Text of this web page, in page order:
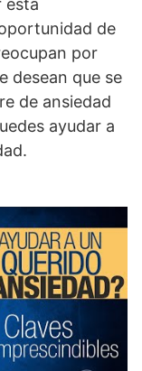
esta
de
por
desean que se
de ansiedad
ayudar a